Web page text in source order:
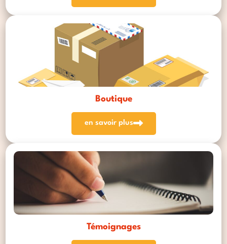
Boutique
en savoir plus
Témoignages